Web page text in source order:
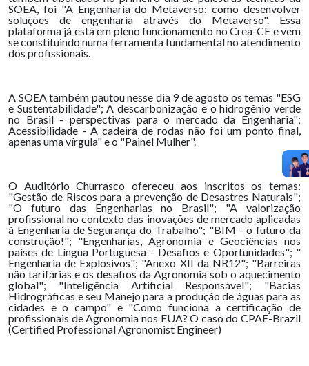
SOEA, foi "A Engenharia do Metaverso: como desenvolver
soluções de engenharia através do Metaverso". Essa
plataforma já está em pleno funcionamento no Crea-CE e vem
se constituindo numa ferramenta fundamental no atendimento
dos profissionais.
A SOEA também pautou nesse dia 9 de agosto os temas "ESG
e Sustentabilidade"; A descarbonização e o hidrogênio verde
no Brasil - perspectivas para o mercado da Engenharia";
Acessibilidade - A cadeira de rodas não foi um ponto final,
apenas uma vírgula" e o "Painel Mulher".
O Auditório Churrasco ofereceu aos inscritos os temas:
"Gestão de Riscos para a prevenção de Desastres Naturais";
"O futuro das Engenharias no Brasil"; "A valorização
profissional no contexto das inovações de mercado aplicadas
à Engenharia de Segurança do Trabalho"; "BIM - o futuro da
construção!"; "Engenharias, Agronomia e Geociências nos
países de Língua Portuguesa - Desafios e Oportunidades"; "
Engenharia de Explosivos"; "Anexo XII da NR12"; "Barreiras
não tarifárias e os desafios da Agronomia sob o aquecimento
global"; "Inteligência Artificial Responsável"; "Bacias
Hidrográficas e seu Manejo para a produção de águas para as
cidades e o campo" e "Como funciona a certificação de
profissionais de Agronomia nos EUA? O caso do CPAE-Brazil
(Certified Professional Agronomist Engineer)